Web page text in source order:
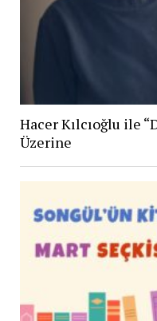
Hacer Kılcıoğlu ile
Üzerine